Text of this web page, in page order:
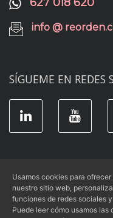
info @
SÍGUEME EN REDES
Aviso Legal |
Política de Privacidad
Usamos cookies para
nuestro sitio web,
funciones de redes sociales
Puede leer cómo usamos